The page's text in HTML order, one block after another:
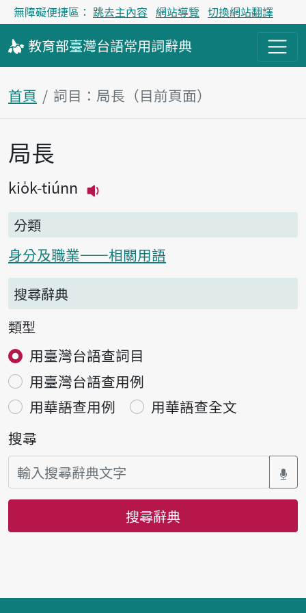
無障礙便捷區： 跳去主內容 網站導覽 切換網站翻譯
教育部臺灣台語常用詞辭典
首頁 詞目：局長（目前頁面）
主內容區塊
局長
kio̍k-tiúnn
分類
身分及職業——相關用語
搜尋辭典
類型
用臺灣台語查詞目
用臺灣台語查用例
用華語查用例
用華語查全文
搜尋
搜尋辭典